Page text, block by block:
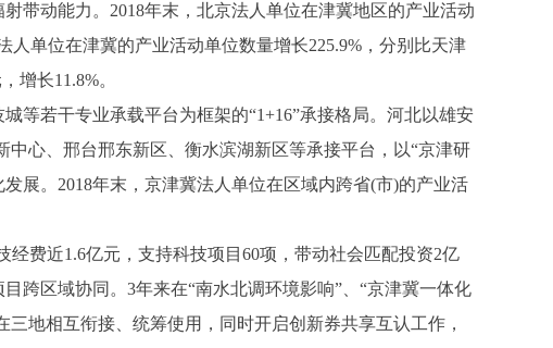
带动能力。2018年末，北京法人单位在津冀地区的产业活动
单位在津冀的产业活动单位数量增长225.9%，分别比天津
增长11.8%。
若干专业承载平台为框架的“1+16”承接格局。河北以雄安
心、邢台邢东新区、衡水滨湖新区等承接平台，以“京津研
展。2018年末，京津冀法人单位在区域内跨省(市)的产业活
费近1.6亿元，支持科技项目60项，带动社会匹配投资2亿
跨区域协同。3年来在“南水北调环境影响”、“京津冀一体化
地相互衔接、统筹使用，同时开启创新券共享互认工作，